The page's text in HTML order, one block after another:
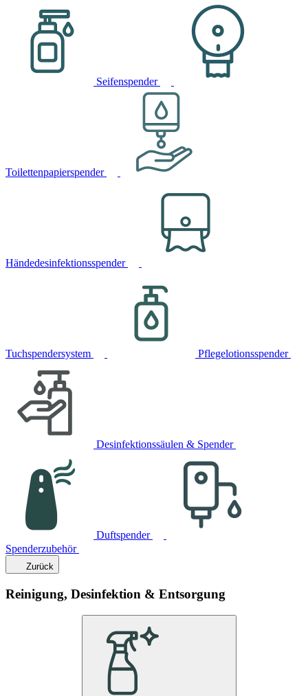
Seifenspender
Toilettenpapierspender
Händedesinfektionsspender
Tuchspendersystem Pflegelotionsspender
Desinfektionssäulen & Spender
Duftspender
Spenderzubehör
Zurück
Reinigung, Desinfektion & Entsorgung